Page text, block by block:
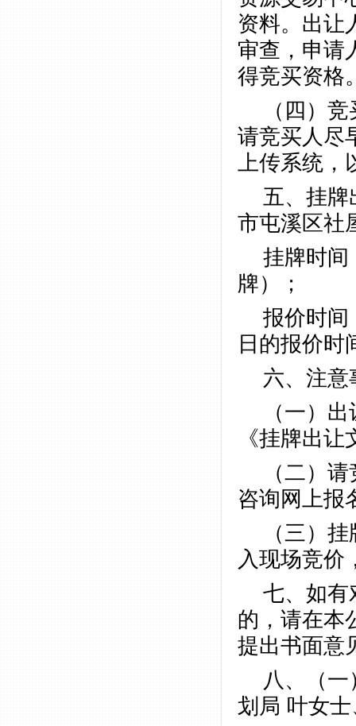
资料。出让
审查，申请
得竞买资格
（四）
请竞买人尽
上传系统
五、挂牌
市屯溪区社
挂牌时间
牌）；
报价时间
日的报价时
六、注意
（一）
《挂牌出
（二）
咨询网上报
（三）
入现场竞价
七、如有
的，请在本
提出书面意
八、（
划局 叶女